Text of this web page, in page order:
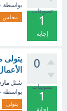
تصويتات
1
إجابة
بواسطة
مجلس
0
تصويتات
1
إجابة
يتولى
سُئل
بواسطة
يتولى